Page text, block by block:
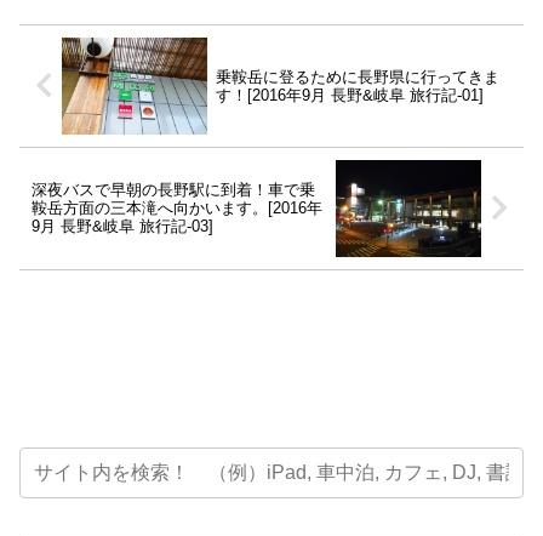
乗鞍岳に登るために長野県に行ってきま
す！[2016年9月 長野&岐阜 旅行記-01]
深夜バスで早朝の長野駅に到着！車で乗
鞍岳方面の三本滝へ向かいます。[2016年
9月 長野&岐阜 旅行記-03]